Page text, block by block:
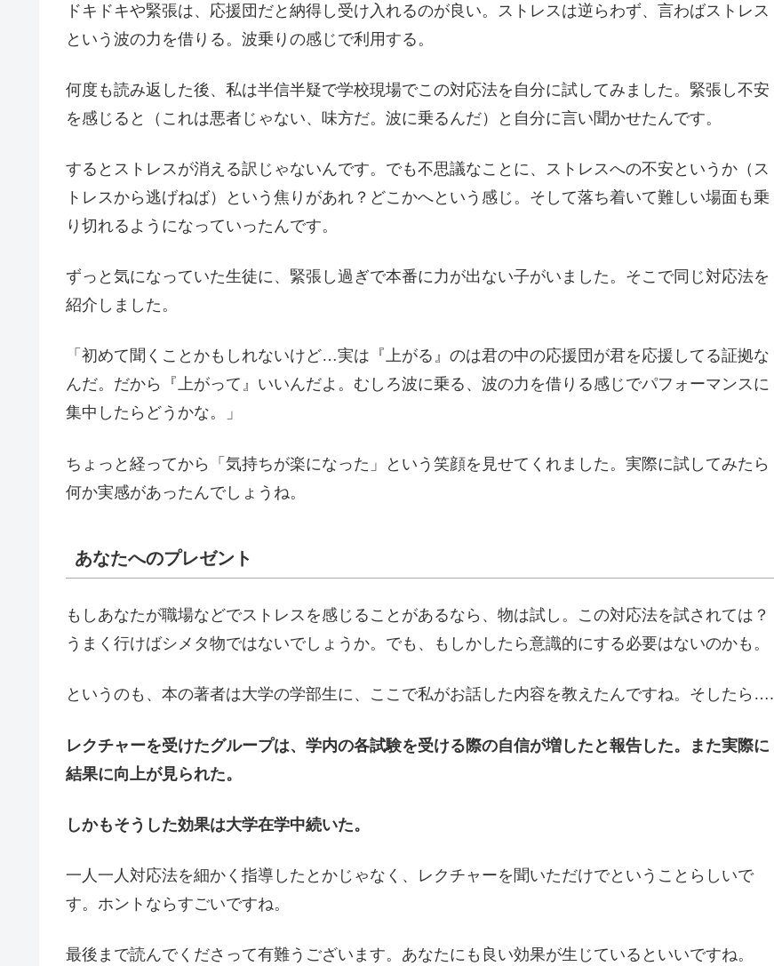
ドキドキや緊張は、応援団だと納得し受け入れるのが良い。ストレスは逆らわず、言わばストレス
という波の力を借りる。波乗りの感じで利用する。
何度も読み返した後、私は半信半疑で学校現場でこの対応法を自分に試してみました。緊張し不安
を感じると（これは悪者じゃない、味方だ。波に乗るんだ）と自分に言い聞かせたんです。
するとストレスが消える訳じゃないんです。でも不思議なことに、ストレスへの不安というか（ス
トレスから逃げねば）という焦りがあれ？どこかへという感じ。そして落ち着いて難しい場面も乗
り切れるようになっていったんです。
ずっと気になっていた生徒に、緊張し過ぎで本番に力が出ない子がいました。そこで同じ対応法を
紹介しました。
「初めて聞くことかもしれないけど…実は『上がる』のは君の中の応援団が君を応援してる証拠な
んだ。だから『上がって』いいんだよ。むしろ波に乗る、波の力を借りる感じでパフォーマンスに
集中したらどうかな。」
ちょっと経ってから「気持ちが楽になった」という笑顔を見せてくれました。実際に試してみたら
何か実感があったんでしょうね。
あなたへのプレゼント
もしあなたが職場などでストレスを感じることがあるなら、物は試し。この対応法を試されては？
うまく行けばシメタ物ではないでしょうか。でも、もしかしたら意識的にする必要はないのかも。
というのも、本の著者は大学の学部生に、ここで私がお話した内容を教えたんですね。そしたら….
レクチャーを受けたグループは、学内の各試験を受ける際の自信が増したと報告した。また実際に
結果に向上が見られた。
しかもそうした効果は大学在学中続いた。
一人一人対応法を細かく指導したとかじゃなく、レクチャーを聞いただけでということらしいで
す。ホントならすごいですね。
最後まで読んでくださって有難うございます。あなたにも良い効果が生じているといいですね。